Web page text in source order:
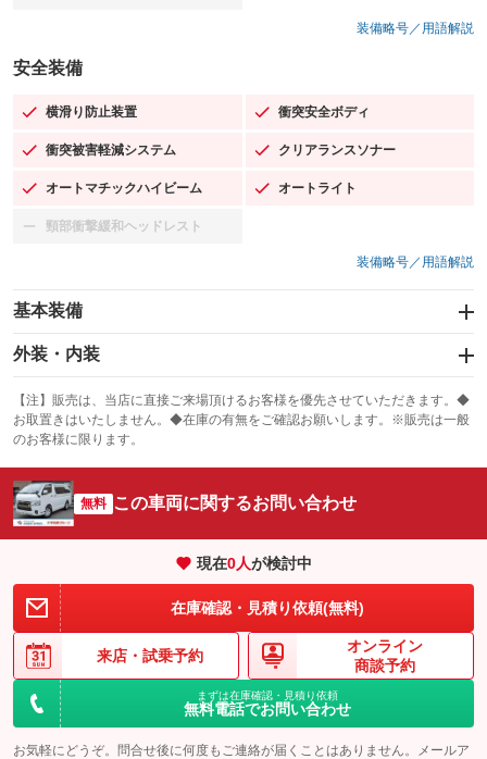
装備略号／用語解説
安全装備
横滑り防止装置
：装備あり 衝突安全ボディ
：装備あり
衝突被害軽減システム
：装備あり クリアランスソナー
：装備あり
オートマチックハイビーム
：装備あり オートライト
：装備あり
頸部衝撃緩和ヘッドレスト
：装備なし
装備略号／用語解説
基本装備
エアバッグ：運転席/助手席
：装備あり
：装備あり
サンルーフ
：装備なし ABS
エアコン
：装備あり Wエアコン
：装備なし
リフトアップ
：装備なし パワーステアリング
：装備あり
ダウンヒルアシストコントロール
：装備あり ：装備あり
アイドリングストップ
：装備なし ドライブレコーダー
USB入力端子
：装備なし Bluetooth接続
：装備なし
100V電源
：装備あり クリーンディーゼル
：装備なし
センターデフロック
外装・内装
カーナビ
：装備なし
TV
：装備なし
オーディオ
ビジュアル
：装備なし
革シート
：装備なし ハーフレザーシート
キーレス
：装備あり LEDヘッドランプ
HID(キセノンライト)
：装備なし ポータブルナビ
：装備なし
バックカメラ
：装備なし ETC
：装備なし
：装備なし ：装備あり
【注】販売は、当店に直接ご来場頂けるお客様を優先させていただきます。◆
お取置きはいたしません。◆在庫の有無をご確認お願いします。※販売は一般
のお客様に限ります。
無料 この車両に関するお問い合わせ
現在0人が検討中
在庫確認・見積り依頼(無料)
来店・ 試乗予約
オンライン
商談予約
まずは在庫確認・見積り依頼
無料電話でお問い合わせ
お気軽にどうぞ。問合せ後に何度もご連絡が届くことはありません。メールア